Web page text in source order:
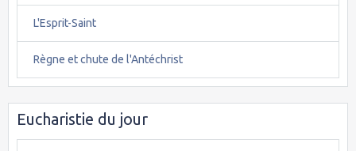
L'Esprit-Saint
Règne et chute de l'Antéchrist
Eucharistie du jour